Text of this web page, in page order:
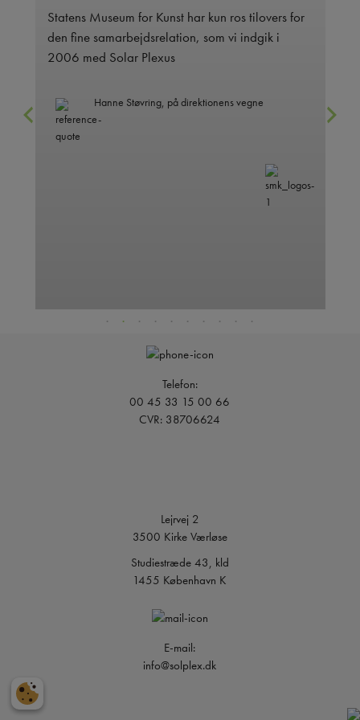
Statens Museum for Kunst har kun ros tilovers for
den fine samarbejdsrelation, som vi indgik i
2006 med Solar Plexus
Hanne Støvring, på direktionens vegne
Telefon:
00 45 33 15 00 66
CVR: 38706624
Lejrvej 2
3500 Kirke Værløse
Studiestræde 43, kld
1455 København K
E-mail:
info@solplex.dk